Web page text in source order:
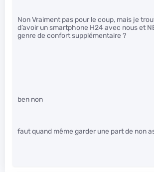
Non Vraiment pas pour le coup, mais je
d’avoir un smartphone H24 avec nous et
genre de confort supplémentaire ?
ben non
faut quand même garder une part de non